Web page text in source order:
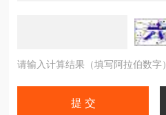
请输入计算结果（填写阿拉伯数字